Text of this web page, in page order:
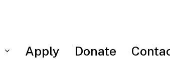
Apply Donate